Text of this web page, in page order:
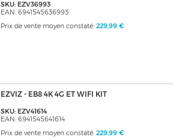
SKU: EZV36993
EAN: 6941545636993
Prix de vente moyen constaté: 229,99 €
EZVIZ - EB8 4K 4G ET WIFI KIT
SKU: EZV41614
EAN: 6941545641614
Prix de vente moyen constaté: 229,99 €